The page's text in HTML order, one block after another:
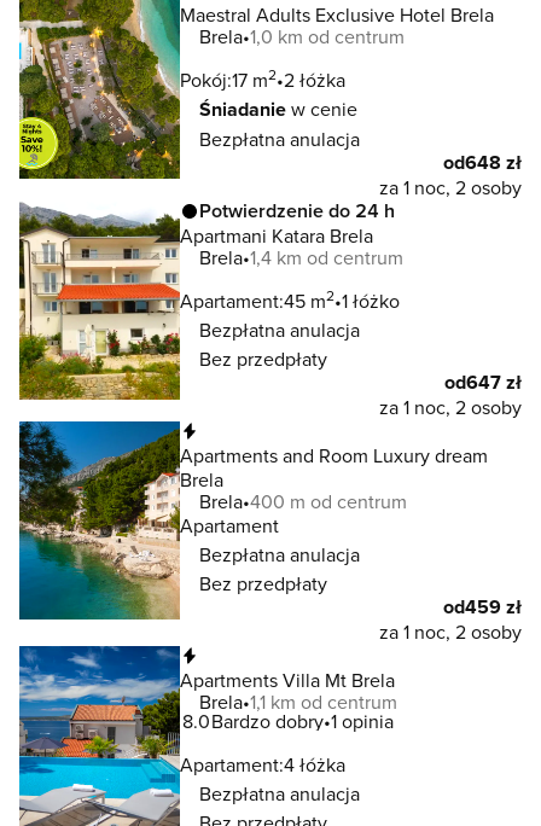
Maestral Adults Exclusive Hotel Brela
Brela 1,0 km od centrum
Pokój:17 m2 2 łóżka
Śniadaniew cenie
Bezpłatna anulacja
od648 zł
za 1 noc, 2 osoby
Potwierdzenie do 24 h
Apartmani Katara Brela
Brela 1,4 km od centrum
Apartament:45 m2 1 łóżko
Bezpłatna anulacja
Bez przedpłaty
od647 zł
za 1 noc, 2 osoby
Apartments and Room Luxury dream
Brela
Brela 400 m od centrum
Apartament
Bezpłatna anulacja
Bez przedpłaty
od459 zł
za 1 noc, 2 osoby
Apartments Villa Mt Brela
Brela 1,1 km od centrum
8.0Bardzo dobry 1 opinia
Apartament:4 łóżka
Bezpłatna anulacja